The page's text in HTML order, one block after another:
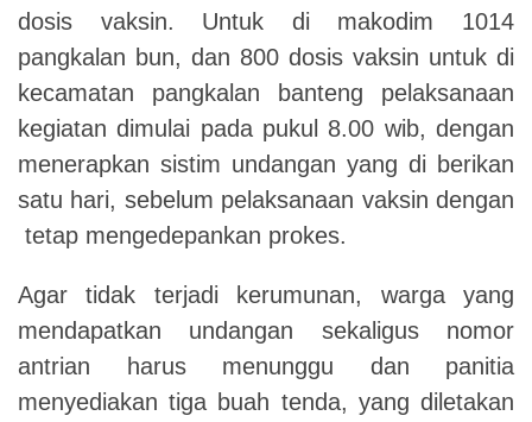
dosis vaksin. Untuk di makodim 1014
pangkalan bun, dan 800 dosis vaksin untuk di
kecamatan pangkalan banteng pelaksanaan
kegiatan dimulai pada pukul 8.00 wib, dengan
menerapkan sistim undangan yang di berikan
satu hari, sebelum pelaksanaan vaksin dengan
tetap mengedepankan prokes.
Agar tidak terjadi kerumunan, warga yang
mendapatkan undangan sekaligus nomor
antrian harus menunggu dan panitia
menyediakan tiga buah tenda, yang diletakan